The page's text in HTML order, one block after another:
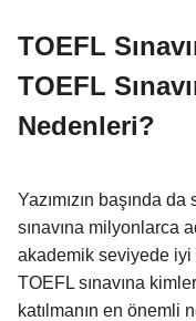
TOEFL
TOEFL
Nedenleri?
Yazımızın başında
sınavına milyonlarca
akademik seviyede
TOEFL sınavına
katılmanın en önemli